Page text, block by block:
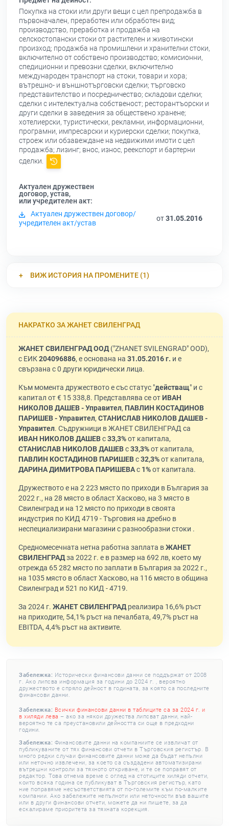
Покупка на стоки или други вещи с цел препродажба в
първоначален, преработен или обработен вид;
производство, преработка и продажба на
селскостопански стоки от растителен и животински
произход; продажба на промишлени и хранителни стоки,
включително от собствено производство; комисионни,
спедиционни и превозни сделки, включително
международен транспорт на стоки, товари и хора;
вътрешно- и външнотърговски сделки; търговско
представителство и посредничество; складови сделки;
сделки с интелектуална собственост; ресторантъорски и
други сделки в заведения за обществено хранене;
хотелиерски, туристически, рекламни, информационни,
програмни, импресарски и куриерски сделки; покупка,
строеж или обзавеждане на недвижими имоти с цел
продажба; лизинг; внос, износ, реекспорт и бартерни
сделки.
Актуален дружествен
договор, устав,
или учредителен акт:
Актуален дружествен договор/
учредителен акт/устав
от31.05.2016
ВИЖ ИСТОРИЯ НА ПРОМЕНИТЕ (1)
НАКРАТКО ЗА ЖАНЕТ СВИЛЕНГРАД
ЖАНЕТ СВИЛЕНГРАД ООД("ZHANET SVILENGRAD" OOD),
с ЕИК204096886, е основана на 31.05.2016 г. и е
свързана с 0 други юридически лица.
Към момента дружеството е със статус "действащ" и с
капитал от € 15 338,8. Представлява се отИВАН
НИКОЛОВ ДАШЕВ - Управител, ПАВЛИН КОСТАДИНОВ
ПАРИШЕВ - Управител, СТАНИСЛАВ НИКОЛОВ ДАШЕВ -
Управител. Съдружници в ЖАНЕТ СВИЛЕНГРАД са
ИВАН НИКОЛОВ ДАШЕВс33,3%от капитала,
СТАНИСЛАВ НИКОЛОВ ДАШЕВс33,3%от капитала,
ПАВЛИН КОСТАДИНОВ ПАРИШЕВс32,3%от капитала,
ДАРИНА ДИМИТРОВА ПАРИШЕВАс 1%от капитала.
Дружеството е на 2 223 място по приходи в България за
2022 г., на 28 място в област Хасково, на 3 място в
Свиленград и на 12 място по приходи в своята
индустрия по КИД 4719 - Търговия на дребно в
неспециализирани магазини с разнообразни стоки .
Средномесечната нетна работна заплата вЖАНЕТ
СВИЛЕНГРАДза 2022 г. е в размер на 692 лв, което му
отрежда 65 282 място по заплати в България за 2022 г.,
на 1035 място в област Хасково, на 116 място в община
Свиленград и 521 по КИД - 4719.
За 2024 г. ЖАНЕТ СВИЛЕНГРАДреализира 16,6% ръст
на приходите, 54,1% ръст на печалбата, 49,7% ръст на
EBITDA, 4,4% ръст на активите.
Забележка: Исторически финансови данни се поддържат от 2008
г. Ако липсва информация за години до 2024 г. , вероятно
дружеството е спряло дейност в годината, за която са последните
финансови данни.
Забележка: Всички финансови данни в таблиците са за 2024 г. и
в хиляди лева – ако за някои дружества липсват данни, най-
вероятно те са преустановили дейността си още в предходни
години.
Забележка: Финансовите данни на компаниите се извличат от
публикуваните от тях финансови отчети в Търговския регистър. В
много редки случаи финансовите данни може да бъдат непълни
или неточно извлечени, за което са създадени автоматизирани
вътрешни контроли за тяхното откриване, и те се поправят от
редактор. Това отнема време с оглед на стотиците хиляди отчети,
които всяка година се публикуват в Търговския регистър, като
ние поправяме несъответствията от по-големите към по-малките
компании. Ако забележите непълноти или неточности във вашите
или в други финансови отчети, можете да ни пишете, за да
ескалираме приоритета за тяхната корекция.